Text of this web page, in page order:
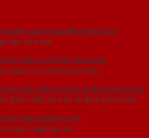
abs cửa lùa
Quốc có ô kính phía trên
Quốc ABS có ô fix cố định phía trên
Quốc mẹ bồng con